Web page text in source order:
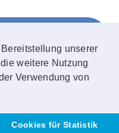
unserer
weitere Nutzung
Verwendung von
Cookies für Statistik